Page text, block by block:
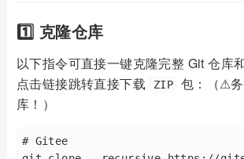
1️⃣ 克隆仓库
以下指令可直接一键克隆完整 Git 仓库
点击链接跳转直接下载
ZIP
包：（⚠️
库！）
# Gitee